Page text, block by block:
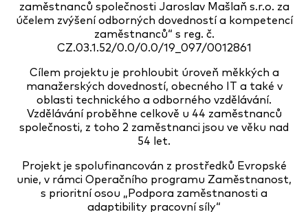
zaměstnanců společnosti Jaroslav Mašlaň s.r.o. za
účelem zvýšení odborných dovedností a kompetencí
zaměstnanců“ s reg. č.
CZ.03.1.52/0.0/0.0/19_097/0012861
Cílem projektu je prohloubit úroveň měkkých a
manažerských dovedností, obecného IT a také v
oblasti technického a odborného vzdělávání.
Vzdělávání proběhne celkově u 44 zaměstnanců
společnosti, z toho 2 zaměstnanci jsou ve věku nad
54 let.
Projekt je spolufinancován z prostředků Evropské
unie, v rámci Operačního programu Zaměstnanost,
s prioritní osou „Podpora zaměstnanosti a
adaptibility pracovní síly“